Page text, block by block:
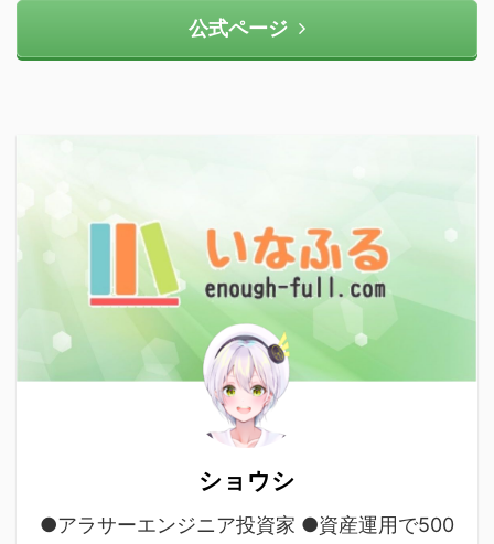
公式ページ
ショウシ
●アラサーエンジニア投資家 ●資産運用で500